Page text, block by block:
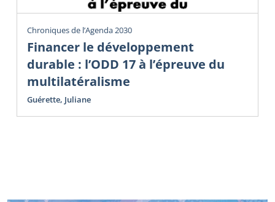
Chroniques de l’Agenda 2030
Financer le développement
durable : l’ODD 17 à l’épreuve du
multilatéralisme
Guérette, Juliane